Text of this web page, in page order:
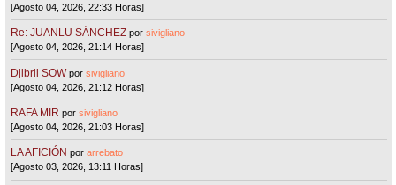
[Agosto 04, 2026, 22:33 Horas]
Re: JUANLU SÁNCHEZ porsivigliano
[Agosto 04, 2026, 21:14 Horas]
Djibril SOW porsivigliano
[Agosto 04, 2026, 21:12 Horas]
RAFA MIR porsivigliano
[Agosto 04, 2026, 21:03 Horas]
LA AFICIÓN porarrebato
[Agosto 03, 2026, 13:11 Horas]